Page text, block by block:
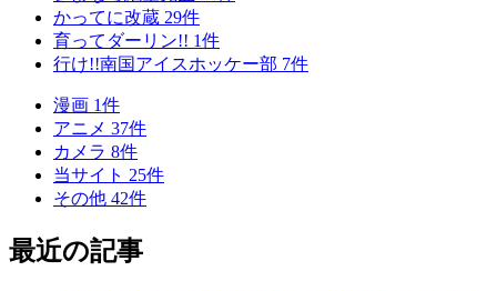
かってに改蔵 29件
育ってダーリン!! 1件
行け!!南国アイスホッケー部 7件
漫画 1件
アニメ 37件
カメラ 8件
当サイト 25件
その他 42件
最近の記事